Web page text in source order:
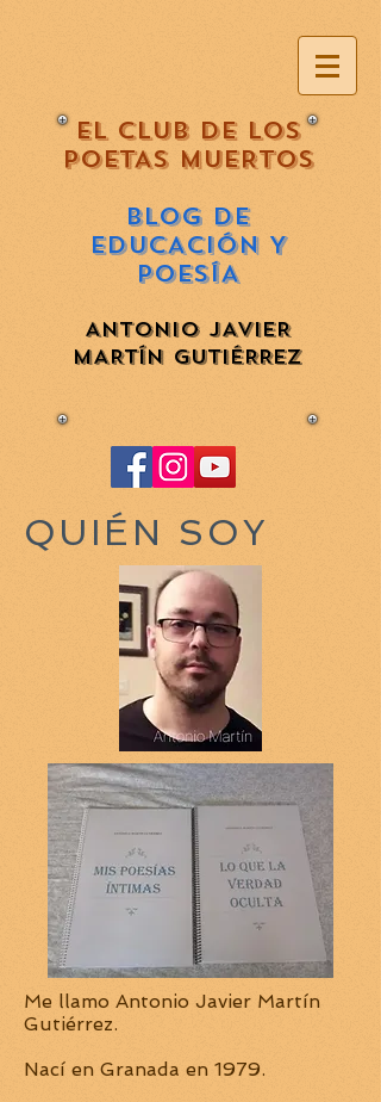
EL CLUB DE LOS
POETAS MUERTOS
BLOG DE
EDUCACIÓN Y
POESÍA
ANTONIO JAVIER
MARTÍN GUTIÉRREZ
QUIÉN SOY
Me llamo Antonio Javier Martín
Gutiérrez.
Nací en Granada en 1979.